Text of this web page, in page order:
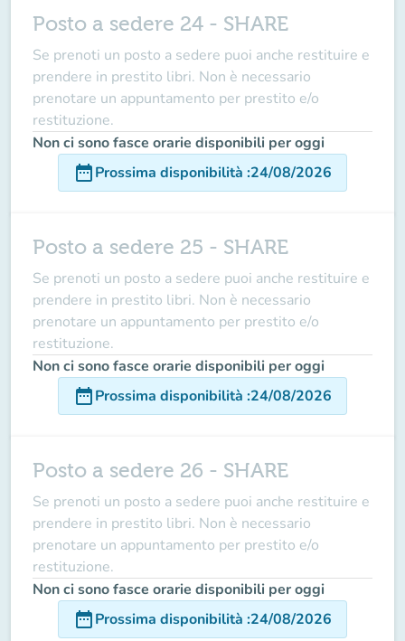
Posto a sedere 24 - SHARE
Se prenoti un posto a sedere puoi anche restituire e
prendere in prestito libri. Non è necessario
prenotare un appuntamento per prestito e/o
restituzione.
Non ci sono fasce orarie disponibili per oggi
date_rangeProssima disponibilità :24/08/2026
Posto a sedere 25 - SHARE
Se prenoti un posto a sedere puoi anche restituire e
prendere in prestito libri. Non è necessario
prenotare un appuntamento per prestito e/o
restituzione.
Non ci sono fasce orarie disponibili per oggi
date_rangeProssima disponibilità :24/08/2026
Posto a sedere 26 - SHARE
Se prenoti un posto a sedere puoi anche restituire e
prendere in prestito libri. Non è necessario
prenotare un appuntamento per prestito e/o
restituzione.
Non ci sono fasce orarie disponibili per oggi
date_rangeProssima disponibilità :24/08/2026